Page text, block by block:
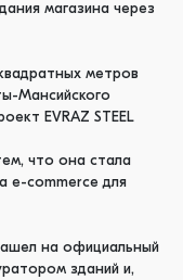
магазина через
метров
Мансийского
EVRAZ STEEL
что она стала
e-commerce для
на официальный
зданий и,